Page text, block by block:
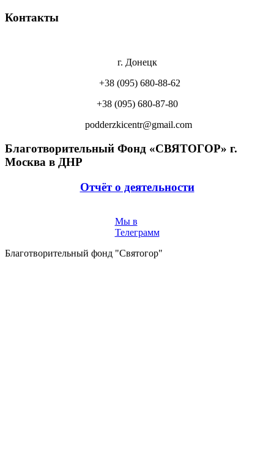
Контакты
г. Донецк
+38 (095) 680-88-62
+38 (095) 680-87-80
podderzkicentr@gmail.com
Благотворительный Фонд «СВЯТОГОР» г.
Москва в ДНР
Отчёт о деятельности
Мы в
Телеграмм
Благотворительный фонд "Святогор"